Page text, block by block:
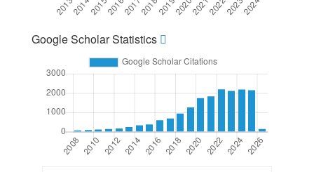
Google Scholar Statistics